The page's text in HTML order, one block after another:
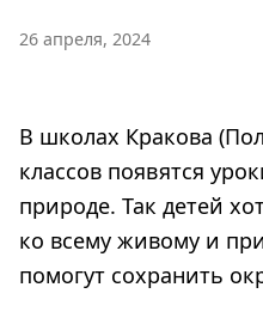
26 апреля, 2024
В школах Кракова
классов появятся
природе. Так детей
ко всему живому и
помогут сохранить